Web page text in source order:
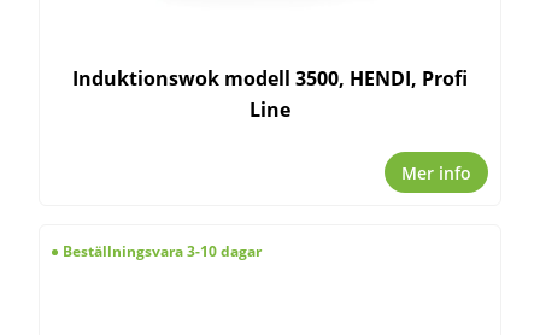
Induktionswok modell 3500, HENDI, Profi
Line
Mer info
Beställningsvara 3-10 dagar